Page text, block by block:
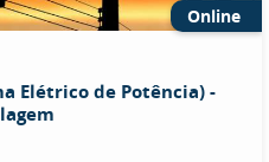
Online
Elétrico de Potência) -